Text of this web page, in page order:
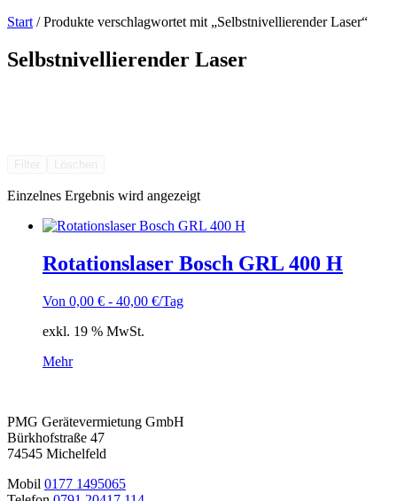
Start / Produkte verschlagwortet mit „Selbstnivellierender Laser“
Selbstnivellierender Laser
Einzelnes Ergebnis wird angezeigt
Rotationslaser Bosch GRL 400 H
Von 0,00 € - 40,00 €/Tag
exkl. 19 % MwSt.
Mehr
PMG Gerätevermietung GmbH
Bürkhofstraße 47
74545 Michelfeld
Mobil 0177 1495065